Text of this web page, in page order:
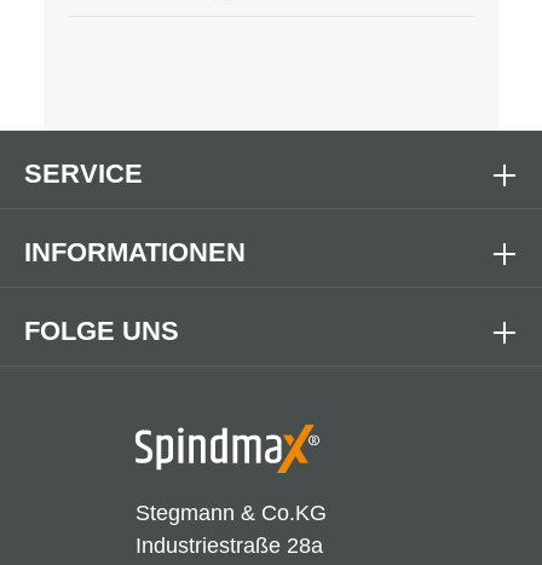
Stegmann & Co.KG
Industriestraße 28a
FOLGE UNS
SERVICE
INFORMATIONEN